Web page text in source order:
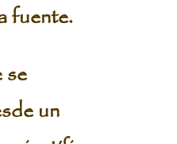
fuente.
se
un